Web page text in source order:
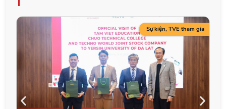
Sự kiện, TVE tham gia